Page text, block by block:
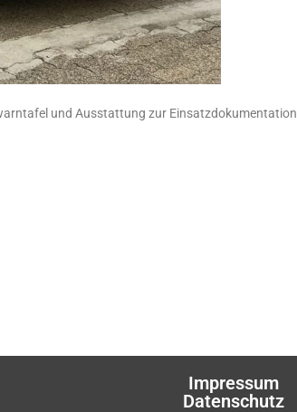
zur Einsatzdokumentation
Impressum
Datenschutz